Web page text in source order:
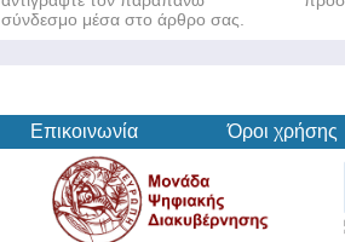
σύνδεσμο μέσα στο άρθρο σας.
Επικοινωνία Όροι χρήσης